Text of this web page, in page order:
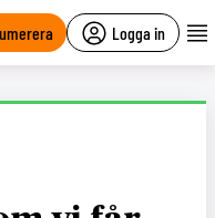
Logga in